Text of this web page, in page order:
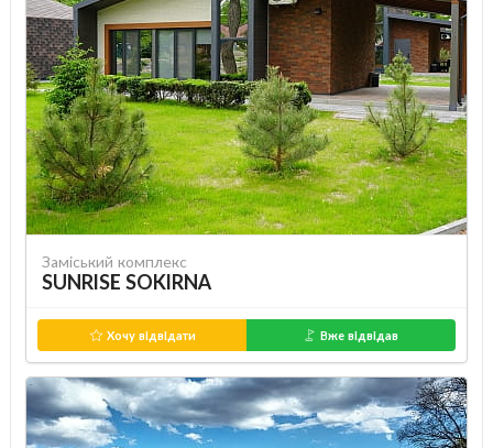
Заміський комплекс
SUNRISE SOKIRNA
Хочу відвідати Вже відвідав